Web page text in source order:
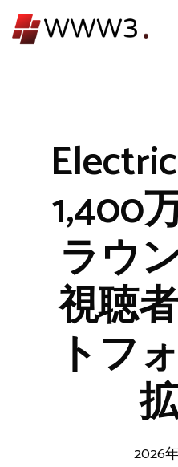
ン
1,400
ラウ
視聴
トフ
2026